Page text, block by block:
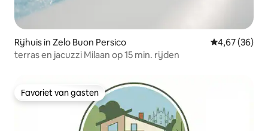
Rijhuis in Zelo Buon Persico Gemiddelde
4,67 (36)
terras en jacuzzi Milaan op 15 min. rijden
Favoriet van gasten
Favoriet van gasten